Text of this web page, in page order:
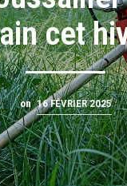
cet
on 16 FÉVRIER 2025